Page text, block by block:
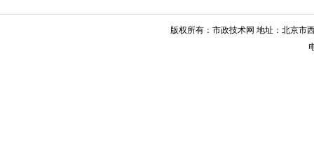
版权所有：市政技术网 地址：北京市